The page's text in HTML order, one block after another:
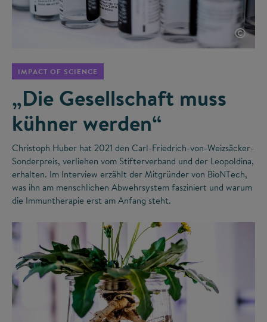
©
IMPACT OF SCIENCE
„Die Gesellschaft muss
kühner werden“
Christoph Huber hat 2021 den Carl-Friedrich-von-Weizsäcker-
Sonderpreis, verliehen vom Stifterverband und der Leopoldina,
erhalten. Im Interview erzählt der Mitgründer von BioNTech,
was ihn am menschlichen Abwehrsystem fasziniert und warum
die Immuntherapie erst am Anfang steht.